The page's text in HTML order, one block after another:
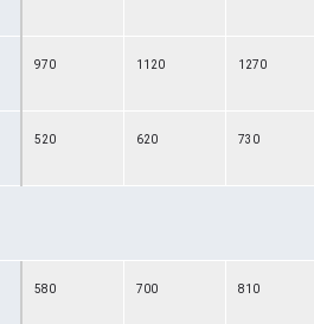
970 1120 1270
520 620 730
580 700 810